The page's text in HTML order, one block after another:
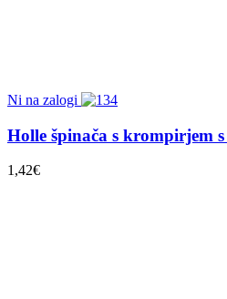
Ni na zalogi
Holle špinača s krompirjem s
1,42€